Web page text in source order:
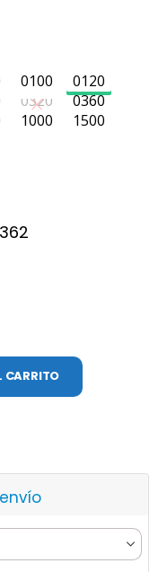
0100
0100 0120
0120
0320
0320 0360
0360
1000
1000 1500
1500
362
CARRITO